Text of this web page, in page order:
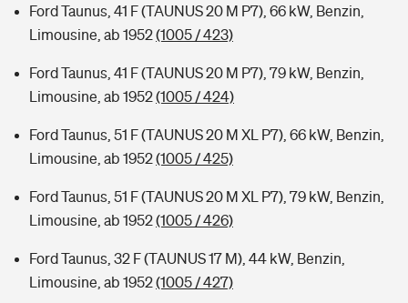
Ford Taunus, 41 F (TAUNUS 20 M P7), 66 kW, Benzin,
Limousine, ab 1952(1005 / 423)
Ford Taunus, 41 F (TAUNUS 20 M P7), 79 kW, Benzin,
Limousine, ab 1952(1005 / 424)
Ford Taunus, 51 F (TAUNUS 20 M XL P7), 66 kW, Benzin,
Limousine, ab 1952(1005 / 425)
Ford Taunus, 51 F (TAUNUS 20 M XL P7), 79 kW, Benzin,
Limousine, ab 1952(1005 / 426)
Ford Taunus, 32 F (TAUNUS 17 M), 44 kW, Benzin,
Limousine, ab 1952(1005 / 427)